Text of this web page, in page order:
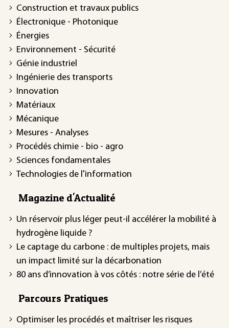
Construction et travaux publics
Électronique - Photonique
Énergies
Environnement - Sécurité
Génie industriel
Ingénierie des transports
Innovation
Matériaux
Mécanique
Mesures - Analyses
Procédés chimie - bio - agro
Sciences fondamentales
Technologies de l'information
Magazine d'Actualité
Un réservoir plus léger peut-il accélérer la mobilité à
hydrogène liquide ?
Le captage du carbone : de multiples projets, mais
un impact limité sur la décarbonation
80 ans d’innovation à vos côtés : notre série de l’été
Parcours Pratiques
Optimiser les procédés et maîtriser les risques